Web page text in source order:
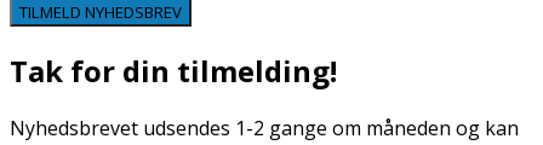
TILMELD NYHEDSBREV
Tak for din tilmelding!
Nyhedsbrevet udsendes 1-2 gange om måneden og kan